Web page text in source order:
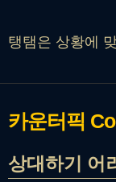
탱탬은 상황에
카운터픽
상대하기 어